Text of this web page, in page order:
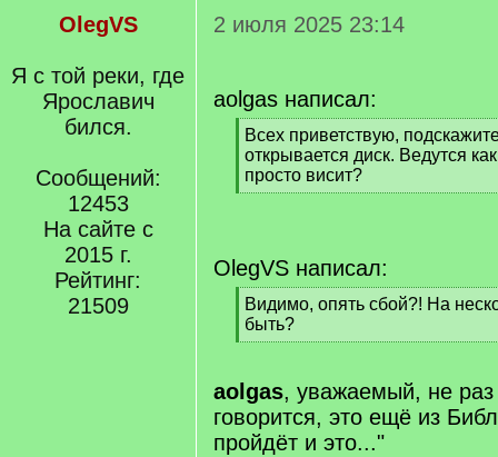
OlegVS
Я с той реки, где
Ярославич
бился.
Сообщений:
12453
На сайте с
2015 г.
Рейтинг:
21509
2 июля 2025 23:14
aolgas написал:
[
q
]
Всех приветствую,
открывается диск. Ведутся
просто висит?
[
OlegVS написал:
[
q
]
Видимо, опять сбой?! На
быть?
[
q
]
aolgas, уважаемый, не раз
говорится, это ещё из
пройдёт и это..."